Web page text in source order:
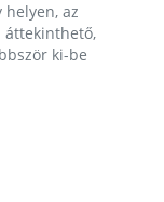
az
áttekinthető,
ki-be